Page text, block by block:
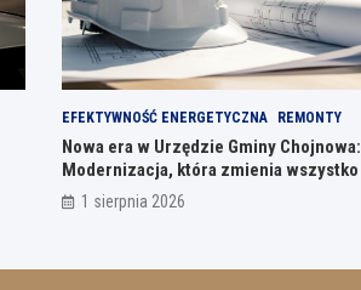
EFEKTYWNOŚĆ ENERGETYCZNA REMONTY
Nowa era w Urzędzie Gminy Chojnowa:
Modernizacja, która zmienia wszystko
1 sierpnia 2026